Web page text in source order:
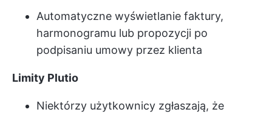
Automatyczne wyświetlanie faktury,
harmonogramu lub propozycji po
podpisaniu umowy przez klienta
Limity Plutio
Niektórzy użytkownicy zgłaszają, że